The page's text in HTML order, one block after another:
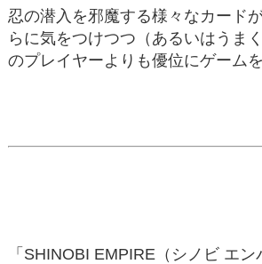
忍の潜入を邪魔する様々なカード
らに気をつけつつ（あるいはうま
のプレイヤーよりも優位にゲーム
「SHINOBI EMPIRE（シノビ エン